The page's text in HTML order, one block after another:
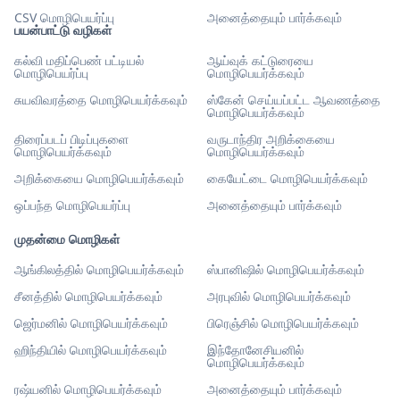
பயன்பாட்டு வழிகள்
கல்வி மதிப்பெண் பட்டியல்
மொழிபெயர்ப்பு
ஆய்வுக் கட்டுரையை
மொழிபெயர்க்கவும்
சுயவிவரத்தை மொழிபெயர்க்கவும்
ஸ்கேன் செய்யப்பட்ட ஆவணத்தை
மொழிபெயர்க்கவும்
திரைப்படப் பிடிப்புகளை
மொழிபெயர்க்கவும்
வருடாந்திர அறிக்கையை
மொழிபெயர்க்கவும்
அறிக்கையை மொழிபெயர்க்கவும்
கையேட்டை மொழிபெயர்க்கவும்
ஒப்பந்த மொழிபெயர்ப்பு
அனைத்தையும் பார்க்கவும்
முதன்மை மொழிகள்
ஆங்கிலத்தில் மொழிபெயர்க்கவும்
ஸ்பானிஷில் மொழிபெயர்க்கவும்
சீனத்தில் மொழிபெயர்க்கவும்
அரபுவில் மொழிபெயர்க்கவும்
ஜெர்மனில் மொழிபெயர்க்கவும்
பிரெஞ்சில் மொழிபெயர்க்கவும்
ஹிந்தியில் மொழிபெயர்க்கவும்
இந்தோனேசியனில்
மொழிபெயர்க்கவும்
ரஷ்யனில் மொழிபெயர்க்கவும்
அனைத்தையும் பார்க்கவும்
CSV மொழிபெயர்ப்பு
அனைத்தையும் பார்க்கவும்